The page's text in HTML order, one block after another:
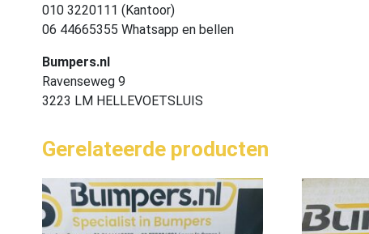
010 3220111 (Kantoor)
06 44665355 Whatsapp en bellen
Bumpers.nl
Ravenseweg 9
3223 LM HELLEVOETSLUIS
Gerelateerde producten